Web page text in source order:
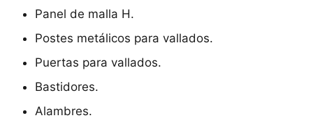
Panel de malla H.
Postes metálicos para vallados.
Puertas para vallados.
Bastidores.
Alambres.